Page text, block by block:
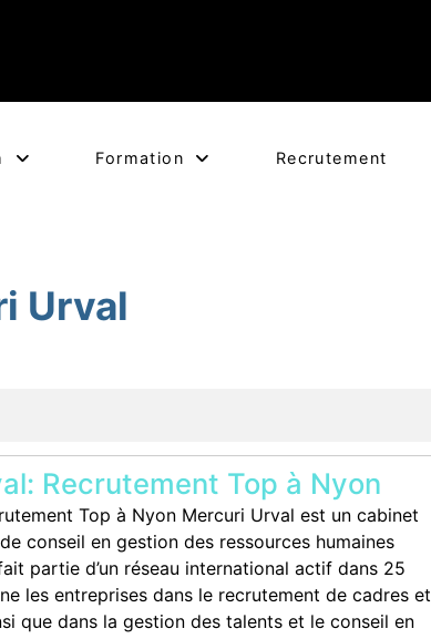
Formation Recrutement
Urval
Recrutement Top à Nyon
Top à Nyon Mercuri Urval est un cabinet
conseil en gestion des ressources humaines
partie d’un réseau international actif dans 25
les entreprises dans le recrutement de cadres et
que dans la gestion des talents et le conseil en